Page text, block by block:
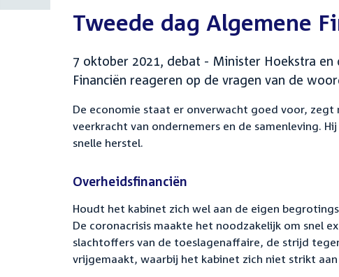
Tweede dag Algemene
7 oktober 2021, debat - Minister Hoekstra
Financiën reageren op de vragen van de
De economie staat er onverwacht goed voor, zegt
veerkracht van ondernemers en de samenleving.
snelle herstel.
Overheidsfinanciën
Houdt het kabinet zich wel aan de eigen
De coronacrisis maakte het noodzakelijk om snel
slachtoffers van de toeslagenaffaire, de strijd
vrijgemaakt, waarbij het kabinet zich niet strikt